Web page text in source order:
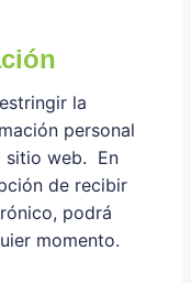
la
personal
sitio web. En
de recibir
podrá
momento.